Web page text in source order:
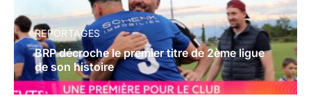
REPORTAGES
BRP décroche le premier titre de 2ème ligue
de son histoire